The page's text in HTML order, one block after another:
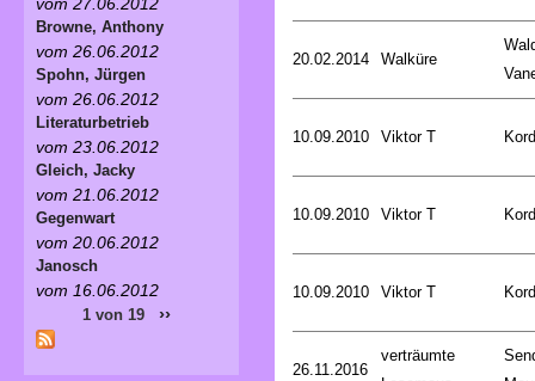
20.02.2014 Walküre
10.09.2010 Viktor T
10.09.2010 Viktor T
10.09.2010 Viktor T
26.11.2016
verträumte
Browne, Anthony
vom 26.06.2012
Spohn, Jürgen
vom 26.06.2012
Literaturbetrieb
vom 23.06.2012
Gleich, Jacky
vom 21.06.2012
Gegenwart
vom 20.06.2012
Janosch
vom 16.06.2012
1 von 19 ››